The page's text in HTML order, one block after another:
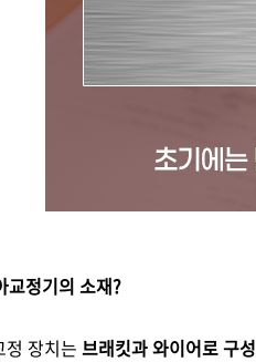
교정기의 소재?
정 장치는 브래킷과 와이어로 구성